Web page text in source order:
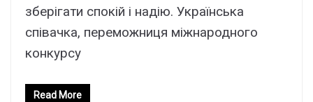
зберігати спокій і надію. Українська
співачка, переможниця міжнародного
конкурсу
Read More